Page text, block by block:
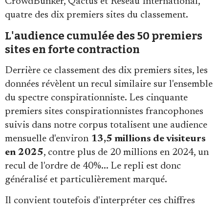
quatre des dix premiers sites du classement.
L'audience cumulée des 50 premiers
sites en forte contraction
Derrière ce classement des dix premiers sites, les
données révèlent un recul similaire sur l'ensemble
du spectre conspirationniste. Les cinquante
premiers sites conspirationnistes francophones
suivis dans notre corpus totalisent une audience
mensuelle d'environ 13,5 millions de visiteurs
en 2025, contre plus de 20 millions en 2024, un
recul de l'ordre de 40%... Le repli est donc
généralisé et particulièrement marqué.
Il convient toutefois d'interpréter ces chiffres